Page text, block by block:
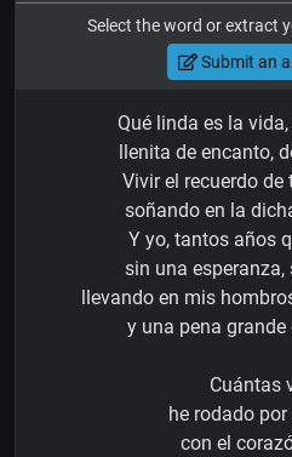
Select the word or extract
Submit an
Qué linda es la
llenita de encanto,
Vivir el recuerdo
soñando en la
Y yo, tantos años
sin una
llevando en mis
y una pena
Cuántas
he rodado
con el